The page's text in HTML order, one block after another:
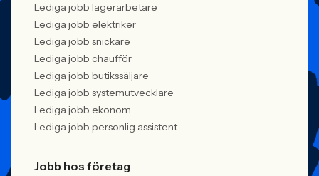
Lediga jobb lagerarbetare
Lediga jobb elektriker
Lediga jobb snickare
Lediga jobb chaufför
Lediga jobb butikssäljare
Lediga jobb systemutvecklare
Lediga jobb ekonom
Lediga jobb personlig assistent
Jobb hos företag